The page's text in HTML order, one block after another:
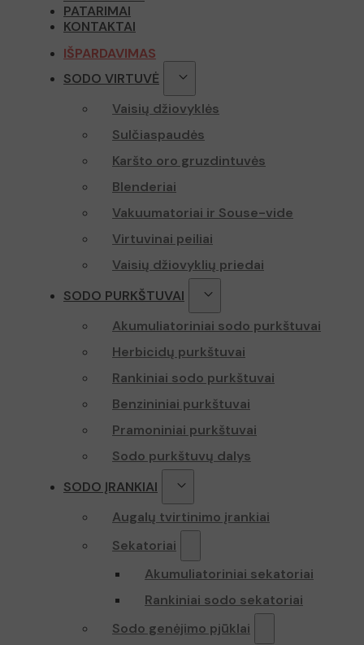
PATARIMAI
KONTAKTAI
IŠPARDAVIMAS
SODO VIRTUVĖ
Vaisių džiovyklės
Sulčiaspaudės
Karšto oro gruzdintuvės
Blenderiai
Vakuumatoriai ir Souse-vide
Virtuvinai peiliai
Vaisių džiovyklių priedai
SODO PURKŠTUVAI
Akumuliatoriniai sodo purkštuvai
Herbicidų purkštuvai
Rankiniai sodo purkštuvai
Benzininiai purkštuvai
Pramoniniai purkštuvai
Sodo purkštuvų dalys
SODO ĮRANKIAI
Augalų tvirtinimo įrankiai
Sekatoriai
Akumuliatoriniai sekatoriai
Rankiniai sodo sekatoriai
Sodo genėjimo pjūklai